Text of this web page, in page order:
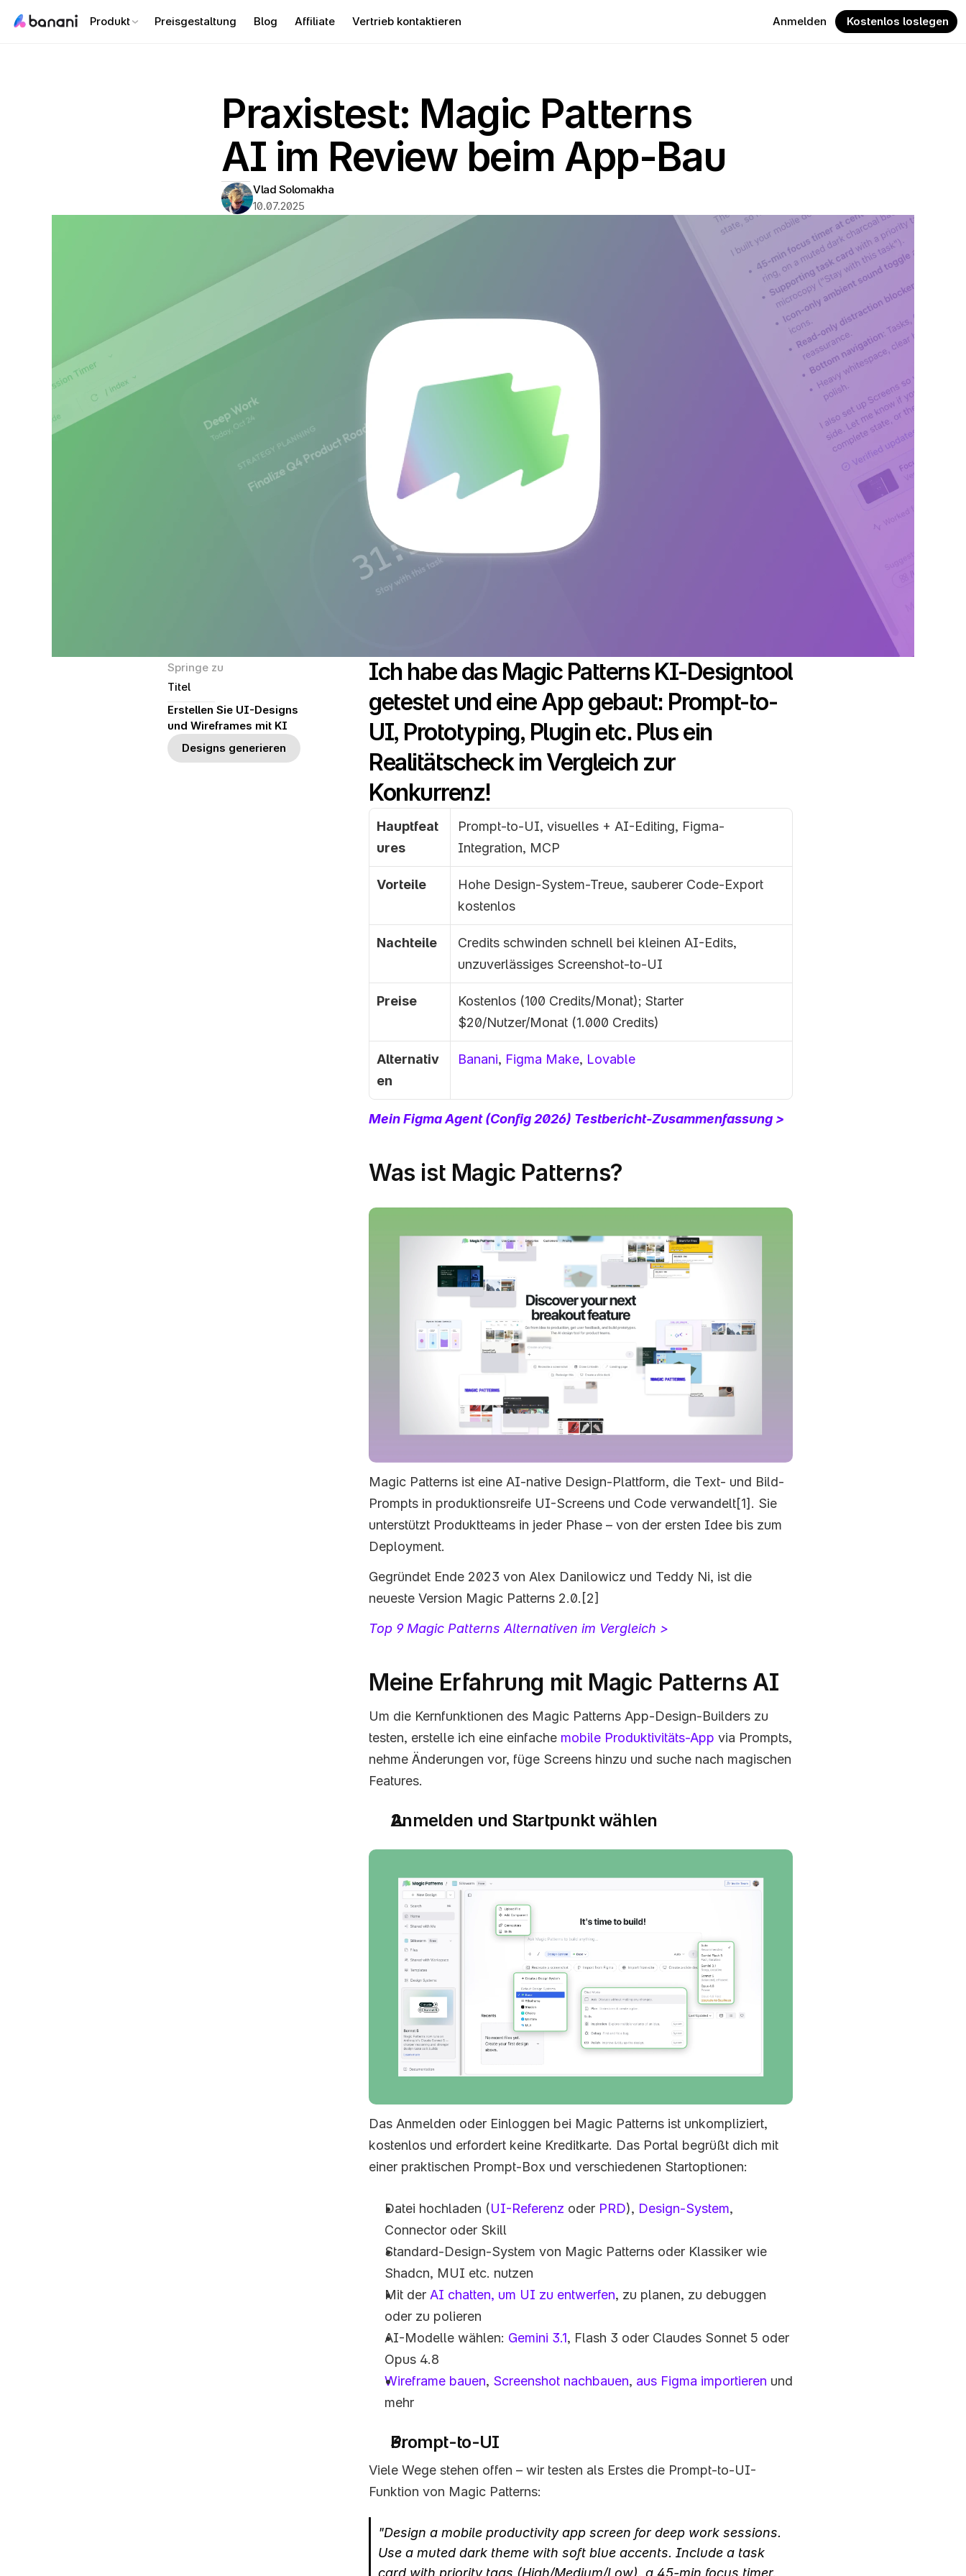
Produkt Preisgestaltung Blog Affiliate Vertrieb kontaktieren Anmelden Kostenlos loslegen
Praxistest: Magic Patterns
AI im Review beim App-Bau
Vlad Solomakha
10.07.2025
Springe zu
Titel
Erstellen Sie UI-Designs
und Wireframes mit KI
Designs generieren
Ich habe das Magic Patterns KI-Designtool
getestet und eine App gebaut: Prompt-to-
UI, Prototyping, Plugin etc. Plus ein
Realitätscheck im Vergleich zur
Konkurrenz!
Hauptfeat
ures
Prompt-to-UI, visuelles + AI-Editing, Figma-
Integration, MCP
Vorteile
Hohe Design-System-Treue, sauberer Code-Export
kostenlos
Nachteile
Credits schwinden schnell bei kleinen AI-Edits,
unzuverlässiges Screenshot-to-UI
Preise
Kostenlos (100 Credits/Monat); Starter
$20/Nutzer/Monat (1.000 Credits)
Alternativ
en
Banani, Figma Make, Lovable
Mein Figma Agent (Config 2026) Testbericht-Zusammenfassung >
Was ist Magic Patterns?
Magic Patterns ist eine AI-native Design-Plattform, die Text- und Bild-
Prompts in produktionsreife UI-Screens und Code verwandelt[1]. Sie
unterstützt Produktteams in jeder Phase – von der ersten Idee bis zum
Deployment.
Gegründet Ende 2023 von Alex Danilowicz und Teddy Ni, ist die
neueste Version Magic Patterns 2.0.[2]
Top 9 Magic Patterns Alternativen im Vergleich >
Meine Erfahrung mit Magic Patterns AI
Um die Kernfunktionen des Magic Patterns App-Design-Builders zu
testen, erstelle ich eine einfache mobile Produktivitäts-App via Prompts,
nehme Änderungen vor, füge Screens hinzu und suche nach magischen
Features.
Anmelden und Startpunkt wählen
Das Anmelden oder Einloggen bei Magic Patterns ist unkompliziert,
kostenlos und erfordert keine Kreditkarte. Das Portal begrüßt dich mit
einer praktischen Prompt-Box und verschiedenen Startoptionen:
Datei hochladen (UI-Referenz oder PRD), Design-System,
Connector oder Skill
Standard-Design-System von Magic Patterns oder Klassiker wie
Shadcn, MUI etc. nutzen
Mit der AI chatten, um UI zu entwerfen, zu planen, zu debuggen
oder zu polieren
AI-Modelle wählen: Gemini 3.1, Flash 3 oder Claudes Sonnet 5 oder
Opus 4.8
Wireframe bauen, Screenshot nachbauen, aus Figma importieren und
mehr
Prompt-to-UI
Viele Wege stehen offen – wir testen als Erstes die Prompt-to-UI-
Funktion von Magic Patterns:
"Design a mobile productivity app screen for deep work sessions.
Use a muted dark theme with soft blue accents. Include a task
card with priority tags (High/Medium/Low), a 45-min focus timer,